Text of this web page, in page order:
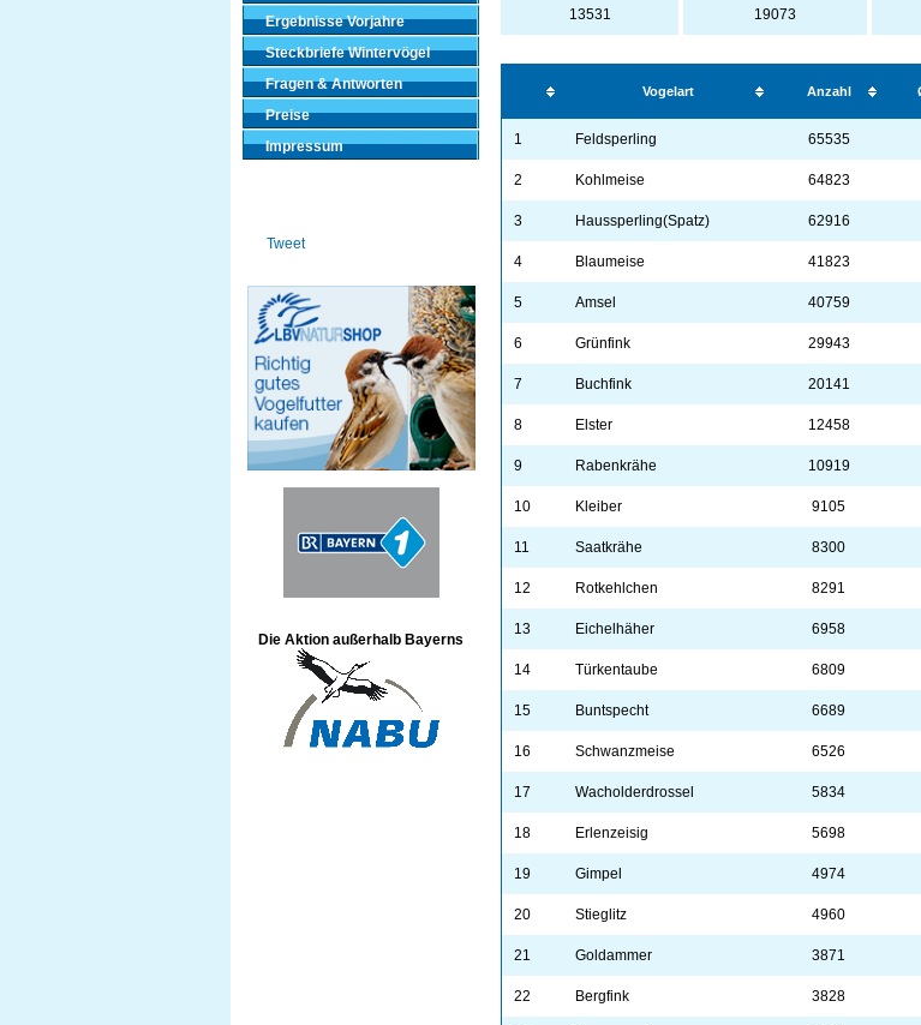
Ergebnisse Vorjahre
Steckbriefe Wintervögel
Fragen & Antworten
Preise
Impressum
Tweet
Die Aktion außerhalb Bayerns
13531
19073
Vogelart Anzahl
1 Feldsperling 65535
2 Kohlmeise 64823
3 Haussperling(Spatz) 62916
4 Blaumeise 41823
5 Amsel 40759
6 Grünfink 29943
7 Buchfink 20141
8 Elster 12458
9 Rabenkrähe 10919
10 Kleiber 9105
11 Saatkrähe 8300
12 Rotkehlchen 8291
13 Eichelhäher 6958
14 Türkentaube 6809
15 Buntspecht 6689
16 Schwanzmeise 6526
17 Wacholderdrossel 5834
18 Erlenzeisig 5698
19 Gimpel 4974
20 Stieglitz 4960
21 Goldammer 3871
22 Bergfink 3828